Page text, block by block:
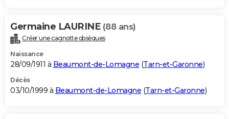
Germaine LAURINE (88 ans)
Créer une cagnotte obsèques
Naissance
28/09/1911 à Beaumont-de-Lomagne (Tarn-et-Garonne)
Décès
03/10/1999 à Beaumont-de-Lomagne (Tarn-et-Garonne)